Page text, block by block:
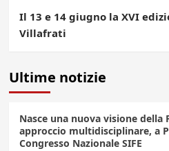
Il 13 e 14 giugno la XVI
Villafrati
Ultime notizie
Nasce una nuova visione della
approccio multidisciplinare, a
Congresso Nazionale SIFE